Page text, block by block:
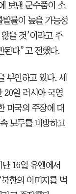
보낸 군수품이 소
률이 높을 가능성
을 것’이라고 주
된다”고 전했다.
부인하고 있다. 세
20일 러시아 국영
미국의 주장에 대
모두를 비방하고
16일 유엔에서
한의 이미지를 먹